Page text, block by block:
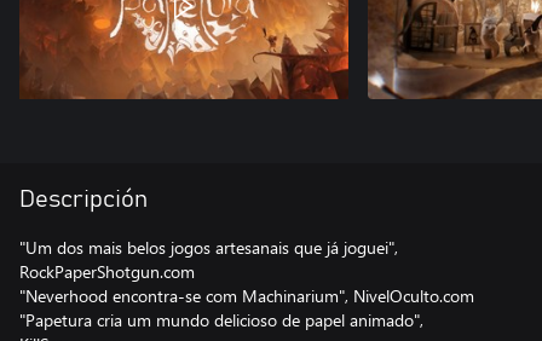
Descripción
"Um dos mais belos jogos artesanais que já joguei",
RockPaperShotgun.com
"Neverhood encontra-se com Machinarium", NivelOculto.com
"Papetura cria um mundo delicioso de papel animado",